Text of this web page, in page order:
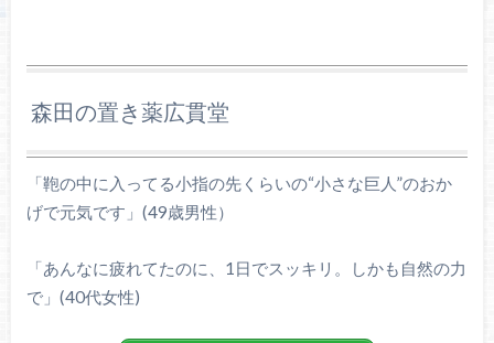
森田の置き薬広貫堂
「鞄の中に入ってる小指の先くらいの“小さな巨人”のおか
げで元気です」(49歳男性）
「あんなに疲れてたのに、1日でスッキリ。しかも自然の力
で」(40代女性)